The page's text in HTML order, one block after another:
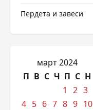
Пердета и завеси
март 2024
П В С Ч П С Н
1
2 3
4 5 6 7 8 9 10